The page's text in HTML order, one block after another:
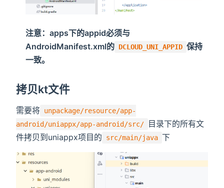
注意：apps下的appid必须与
AndroidManifest.xml的 DCLOUD_UNI_APPID 保持
一致。
拷贝kt文件
需要将 unpackage/resource/app-
android/uniappx/app-android/src/
目录下的所有文
件拷贝到uniappx项目的
src/main/java 下